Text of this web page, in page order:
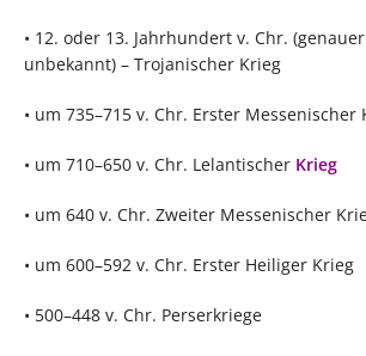
• 12. oder 13. Jahrhundert v. Chr.
unbekannt) – Trojanischer Krieg
• um 735–715 v. Chr. Erster Messenischer
• um 710–650 v. Chr. Lelantischer Krieg
• um 640 v. Chr. Zweiter Messenischer
• um 600–592 v. Chr. Erster Heiliger Krieg
• 500–448 v. Chr. Perserkriege